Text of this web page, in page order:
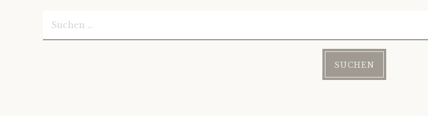
Suchen
nach: